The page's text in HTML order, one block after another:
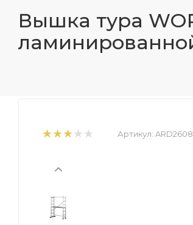
Вышка тура
Артикул: